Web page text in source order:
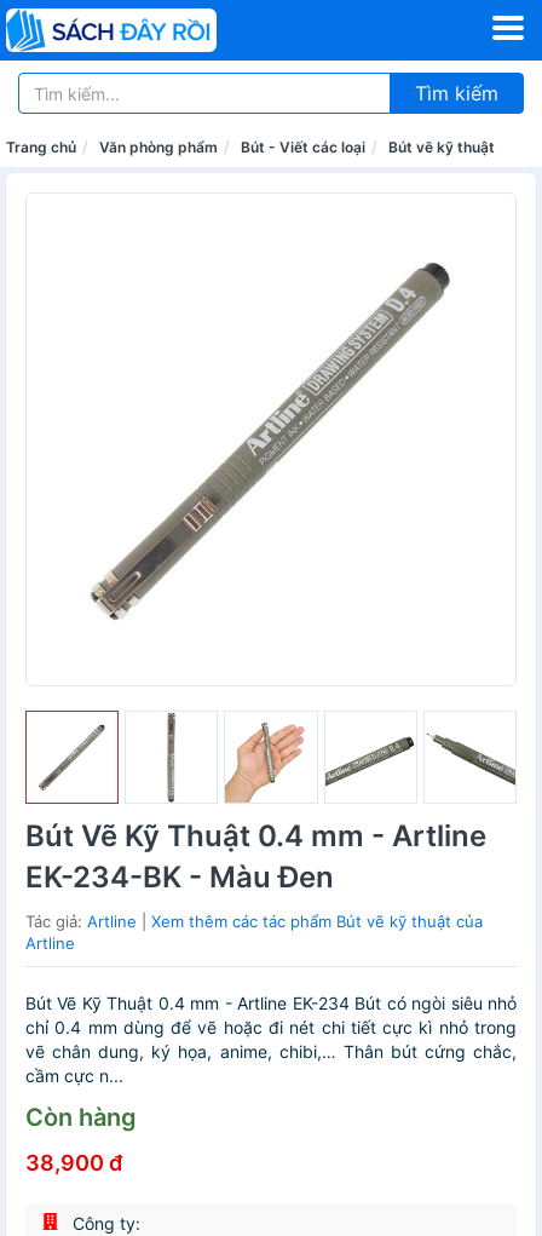
Tìm kiếm
Trang chủ Văn phòng phẩm Bút - Viết các loại Bút vẽ kỹ thuật
Bút Vẽ Kỹ Thuật 0.4 mm - Artline
EK-234-BK - Màu Đen
Tác giả: Artline
Xem thêm các tác phẩm Bút vẽ kỹ thuật của
Artline
Bút Vẽ Kỹ Thuật 0.4 mm - Artline EK-234 Bút có ngòi siêu nhỏ
chỉ 0.4 mm dùng để vẽ hoặc đi nét chi tiết cực kì nhỏ trong
vẽ chân dung, ký họa, anime, chibi,… Thân bút cứng chắc,
cầm cực n...
Còn hàng
38,900 đ
Công ty: